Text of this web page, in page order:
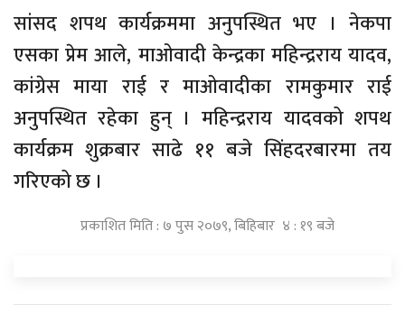
सांसद शपथ कार्यक्रममा अनुपस्थित भए । नेकपा
एसका प्रेम आले, माओवादी केन्द्रका महिन्द्रराय यादव,
कांग्रेस माया राई र माओवादीका रामकुमार राई
अनुपस्थित रहेका हुन् । महिन्द्रराय यादवको शपथ
कार्यक्रम शुक्रबार साढे ११ बजे सिंहदरबारमा तय
गरिएको छ ।
प्रकाशित मिति : ७ पुस २०७९, बिहिबार ४ : १९ बजे